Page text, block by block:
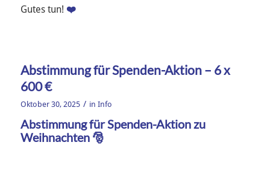
Gutes tun! ❤️
Abstimmung für Spenden-Aktion – 6 x
600 €
Oktober 30, 2025 / in Info
Abstimmung für Spenden-Aktion zu
Weihnachten 🎅